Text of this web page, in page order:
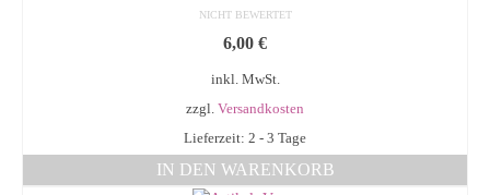
NICHT BEWERTET
6,00 €
inkl. MwSt.
zzgl. Versandkosten
Lieferzeit: 2 - 3 Tage
IN DEN WARENKORB